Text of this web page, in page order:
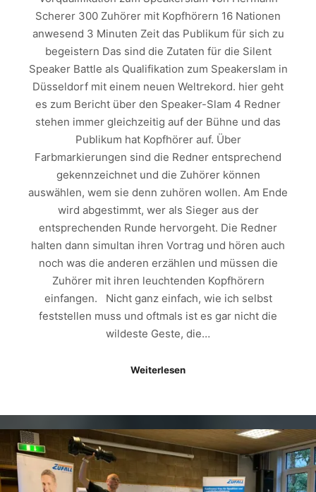
Scherer 300 Zuhörer mit Kopfhörern 16 Nationen
anwesend 3 Minuten Zeit das Publikum für sich zu
begeistern Das sind die Zutaten für die Silent
Speaker Battle als Qualifikation zum Speakerslam in
Düsseldorf mit einem neuen Weltrekord. hier geht
es zum Bericht über den Speaker-Slam 4 Redner
stehen immer gleichzeitig auf der Bühne und das
Publikum hat Kopfhörer auf. Über
Farbmarkierungen sind die Redner entsprechend
gekennzeichnet und die Zuhörer können
auswählen, wem sie denn zuhören wollen. Am Ende
wird abgestimmt, wer als Sieger aus der
entsprechenden Runde hervorgeht. Die Redner
halten dann simultan ihren Vortrag und hören auch
noch was die anderen erzählen und müssen die
Zuhörer mit ihren leuchtenden Kopfhörern
einfangen. Nicht ganz einfach, wie ich selbst
feststellen muss und oftmals ist es gar nicht die
wildeste Geste, die…
Weiterlesen